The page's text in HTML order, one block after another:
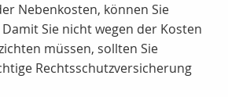
Nebenkosten, können Sie
Sie nicht wegen der Kosten
müssen, sollten Sie
Rechtsschutzversicherung